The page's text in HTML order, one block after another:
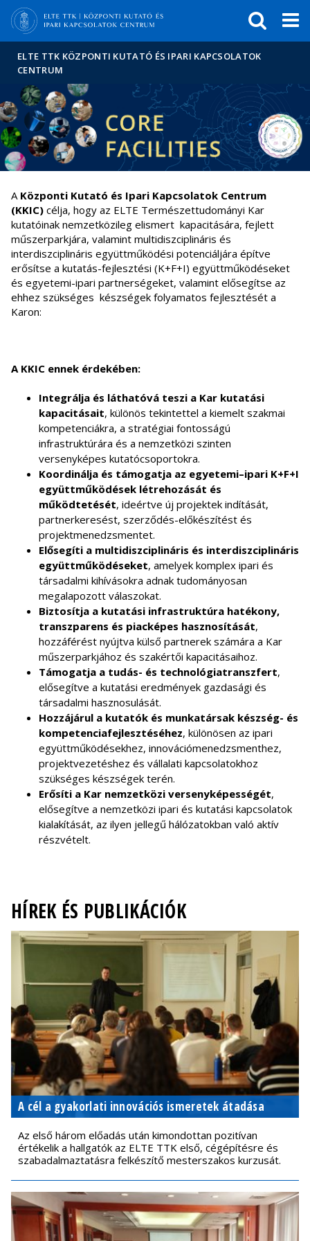
Hírek
Események
ELTE a
sajtóban
ELTE TTK KÖZPONTI KUTATÓ ÉS IPARI KAPCSOLATOK
CENTRUM
A Központi Kutató és Ipari Kapcsolatok Centrum
(KKIC) célja, hogy az ELTE Természettudományi Kar
kutatóinak nemzetközileg elismert kapacitására, fejlett
műszerparkjára, valamint multidiszciplináris és
interdiszciplináris együttműködési potenciáljára építve
erősítse a kutatás-fejlesztési (K+F+I) együttműködéseket
és egyetemi-ipari partnerségeket, valamint elősegítse az
ehhez szükséges készségek folyamatos fejlesztését a
Karon:
A KKIC ennek érdekében:
Integrálja és láthatóvá teszi a Kar kutatási
kapacitásait, különös tekintettel a kiemelt szakmai
kompetenciákra, a stratégiai fontosságú
infrastruktúrára és a nemzetközi szinten
versenyképes kutatócsoportokra.
Koordinálja és támogatja az egyetemi–ipari K+F+I
együttműködések létrehozását és
működtetését, ideértve új projektek indítását,
partnerkeresést, szerződés-előkészítést és
projektmenedzsmentet.
Elősegíti a multidiszciplináris és interdiszciplináris
együttműködéseket, amelyek komplex ipari és
társadalmi kihívásokra adnak tudományosan
megalapozott válaszokat.
Biztosítja a kutatási infrastruktúra hatékony,
transzparens és piacképes hasznosítását,
hozzáférést nyújtva külső partnerek számára a Kar
műszerparkjához és szakértői kapacitásaihoz.
Támogatja a tudás- és technológiatranszfert,
elősegítve a kutatási eredmények gazdasági és
társadalmi hasznosulását.
Hozzájárul a kutatók és munkatársak készség- és
kompetenciafejlesztéséhez, különösen az ipari
együttműködésekhez, innovációmenedzsmenthez,
projektvezetéshez és vállalati kapcsolatokhoz
szükséges készségek terén.
Erősíti a Kar nemzetközi versenyképességét,
elősegítve a nemzetközi ipari és kutatási kapcsolatok
kialakítását, az ilyen jellegű hálózatokban való aktív
részvételt.
HÍREK ÉS PUBLIKÁCIÓK
A cél a gyakorlati innovációs ismeretek átadása
Az első három előadás után kimondottan pozitívan
értékelik a hallgatók az ELTE TTK első, cégépítésre és
szabadalmaztatásra felkészítő mesterszakos kurzusát.